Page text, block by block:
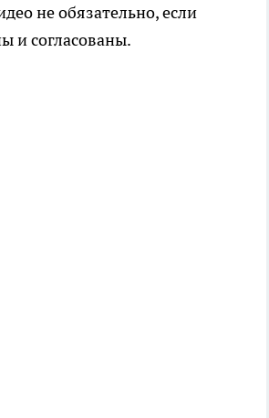
не обязательно, если
и согласованы.​